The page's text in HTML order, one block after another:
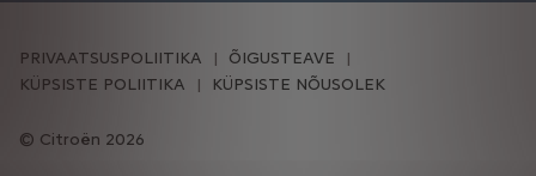
Citroën 2026
PRIVAATSUSPOLIITIKA
ÕIGUSTEAVE
KÜPSISTE POLIITIKA
KÜPSISTE NÕUSOLEK